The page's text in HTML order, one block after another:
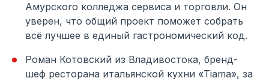
Амурского колледжа сервиса и торговли. Он
уверен, что общий проект поможет собрать
всё лучшее в единый гастрономический код.
Роман Котовский из Владивостока, бренд-
шеф ресторана итальянской кухни «Tiama», за